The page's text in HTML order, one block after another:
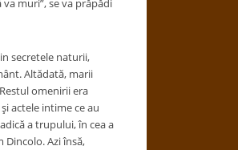
muri”, se va prăpădi
secretele naturii,
Altădată, marii
omenirii era
actele intime ce au
a trupului, în cea a
Azi însă,